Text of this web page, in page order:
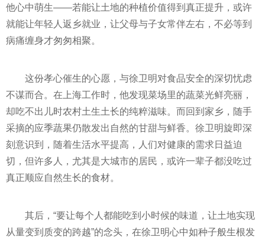
他心中萌生——若能让土地的种植价值得到真正提升，或许
就能让年轻人返乡就业，让父母与子女常伴左右，不必等到
病痛缠身才匆匆相聚。
这份孝心催生的心愿，与徐卫明对食品安全的深切忧虑
不谋而合。在上海工作时，他发现菜场里的蔬菜光鲜亮丽，
却吃不出儿时农村土生土长的纯粹滋味。而回到家乡，随手
采摘的应季蔬果仍散发出自然的甘甜与鲜香。徐卫明旋即深
刻意识到，随着生活水平提高，人们对健康的需求日益迫
切，但许多人，尤其是大城市的居民，或许一辈子都没吃过
真正顺应自然生长的食材。
其后，“要让每个人都能吃到小时候的味道，让土地实现
从量变到质变的跨越”的念头，在徐卫明心中如种子般生根发